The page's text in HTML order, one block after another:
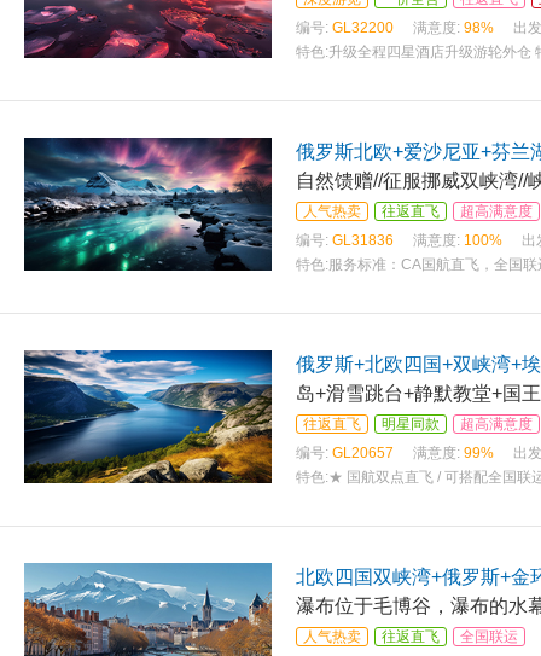
编号: GL32200 满意度: 98%
出
特色:升级全程四星酒店升级游轮外仓
俄罗斯北欧+爱沙尼亚+芬兰
自然馈赠//征服挪威双峡湾//
人气热卖 往返直飞
超高满意度
编号: GL31836 满意度: 100%
出
特色:服务标准：CA国航直飞，全国
俄罗斯+北欧四国+双峡湾+
岛+滑雪跳台+静默教堂+国
往返直飞 明星同款
超高满意度
编号: GL20657 满意度: 99%
出
特色:★ 国航双点直飞 / 可搭配全国联
北欧四国双峡湾+俄罗斯+金
瀑布位于毛博谷，瀑布的水
人气热卖 往返直飞
全国联运